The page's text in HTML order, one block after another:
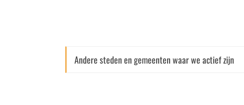
Andere steden en gemeenten waar we actief zijn